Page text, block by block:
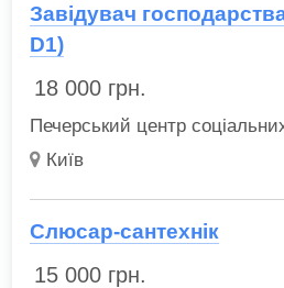
Завідувач
D1)
18 000 грн.
Печерський центр
Київ
Слюсар-сантехнік
15 000 грн.